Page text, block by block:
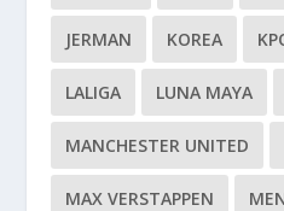
JERMAN KOREA
LALIGA LUNA MAYA
MANCHESTER UNITED
MAX VERSTAPPEN